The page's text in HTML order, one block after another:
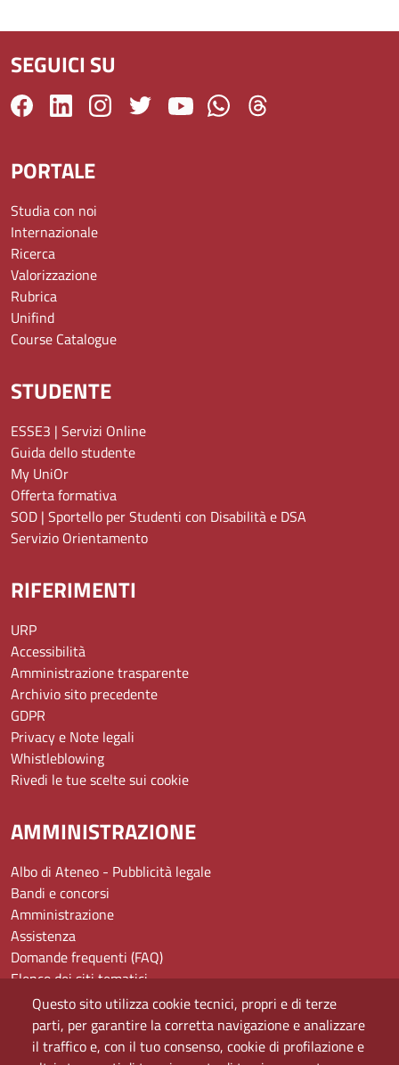
Questo sito utilizza cookie tecnici, propri e di terze
parti, per garantire la corretta navigazione e analizzare
il traffico e, con il tuo consenso, cookie di profilazione e
SEGUICI SU
PORTALE
Studia con noi
Internazionale
Ricerca
Valorizzazione
Rubrica
Unifind
Course Catalogue
STUDENTE
ESSE3 | Servizi Online
Guida dello studente
My UniOr
Offerta formativa
SOD | Sportello per Studenti con Disabilità e DSA
Servizio Orientamento
RIFERIMENTI
URP
Accessibilità
Amministrazione trasparente
Archivio sito precedente
GDPR
Privacy e Note legali
Whistleblowing
Rivedi le tue scelte sui cookie
AMMINISTRAZIONE
Albo di Ateneo - Pubblicità legale
Bandi e concorsi
Amministrazione
Assistenza
Domande frequenti (FAQ)
Elenco dei siti tematici
Mappa del sito
PEC
Rete Wi-Fi Eduroam